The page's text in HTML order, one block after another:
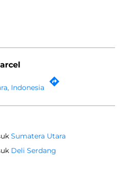
Indonesia
Sumatera Utara
Deli Serdang